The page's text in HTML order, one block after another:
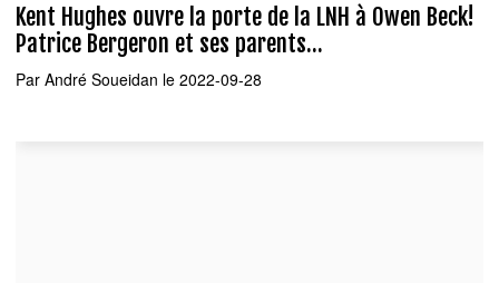
Kent Hughes ouvre la porte de la LNH à Owen Beck!
Patrice Bergeron et ses parents...
Par André Soueidan le 2022-09-28